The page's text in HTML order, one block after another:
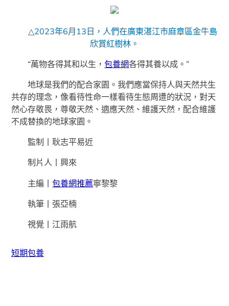
△2023年6月13日，人們在廣東湛江市麻章區金牛島
欣賞紅樹林。
“萬物各得其和以生，包養網各得其養以成。”
地球是我們的配合家園。我們應當保持人與天然共生
共存的理念，像看待性命一樣看待生態周遭的狀況，對天
然心存敬畏，尊敬天然、適應天然、維護天然，配合維護
不成替換的地球家園。
監制丨耿志平易近
制片人丨興來
主編丨包養網推薦寧黎黎
執筆丨張亞楠
視覺丨江雨航
短期包養